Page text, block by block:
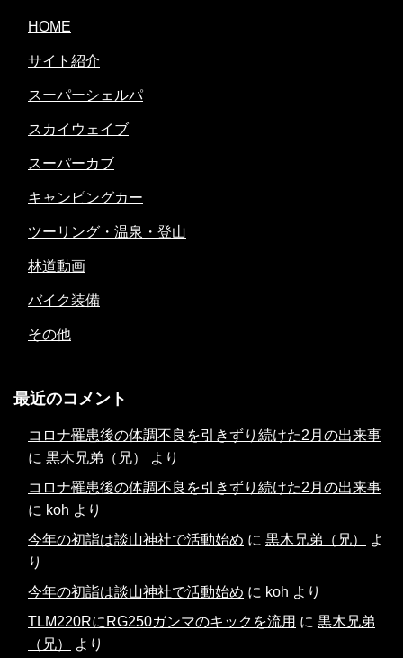
HOME
サイト紹介
スーパーシェルパ
スカイウェイブ
スーパーカブ
キャンピングカー
ツーリング・温泉・登山
林道動画
バイク装備
その他
最近のコメント
コロナ罹患後の体調不良を引きずり続けた2月の出来事
に 黒木兄弟（兄）
より
コロナ罹患後の体調不良を引きずり続けた2月の出来事
に koh より
今年の初詣は談山神社で活動始め に 黒木兄弟（兄）
よ
り
今年の初詣は談山神社で活動始め に koh より
TLM220RにRG250ガンマのキックを流用 に 黒木兄弟
（兄）
より